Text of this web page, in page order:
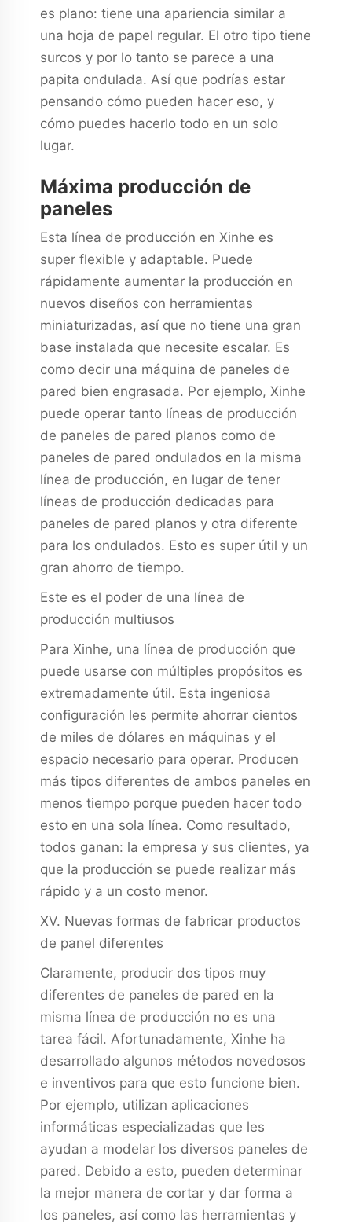
es plano: tiene una apariencia similar a
una hoja de papel regular. El otro tipo tiene
surcos y por lo tanto se parece a una
papita ondulada. Así que podrías estar
pensando cómo pueden hacer eso, y
cómo puedes hacerlo todo en un solo
lugar.
Máxima producción de
paneles
Esta línea de producción en Xinhe es
super flexible y adaptable. Puede
rápidamente aumentar la producción en
nuevos diseños con herramientas
miniaturizadas, así que no tiene una gran
base instalada que necesite escalar. Es
como decir una máquina de paneles de
pared bien engrasada. Por ejemplo, Xinhe
puede operar tanto líneas de producción
de paneles de pared planos como de
paneles de pared ondulados en la misma
línea de producción, en lugar de tener
líneas de producción dedicadas para
paneles de pared planos y otra diferente
para los ondulados. Esto es super útil y un
gran ahorro de tiempo.
Este es el poder de una línea de
producción multiusos
Para Xinhe, una línea de producción que
puede usarse con múltiples propósitos es
extremadamente útil. Esta ingeniosa
configuración les permite ahorrar cientos
de miles de dólares en máquinas y el
espacio necesario para operar. Producen
más tipos diferentes de ambos paneles en
menos tiempo porque pueden hacer todo
esto en una sola línea. Como resultado,
todos ganan: la empresa y sus clientes, ya
que la producción se puede realizar más
rápido y a un costo menor.
XV. Nuevas formas de fabricar productos
de panel diferentes
Claramente, producir dos tipos muy
diferentes de paneles de pared en la
misma línea de producción no es una
tarea fácil. Afortunadamente, Xinhe ha
desarrollado algunos métodos novedosos
e inventivos para que esto funcione bien.
Por ejemplo, utilizan aplicaciones
informáticas especializadas que les
ayudan a modelar los diversos paneles de
pared. Debido a esto, pueden determinar
la mejor manera de cortar y dar forma a
los paneles, así como las herramientas y